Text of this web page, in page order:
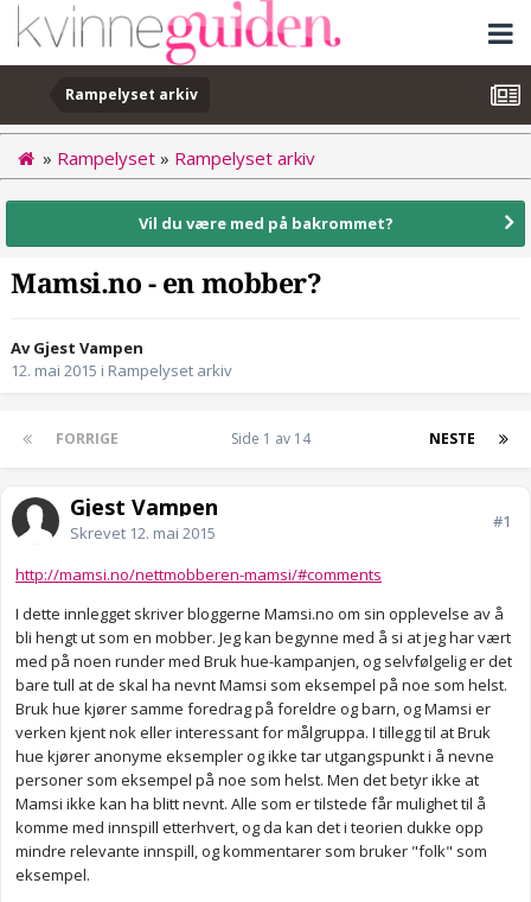
Rampelyset arkiv
» Rampelyset » Rampelyset arkiv
Vil du være med på bakrommet?
Mamsi.no - en mobber?
Av Gjest Vampen
12. mai 2015 i Rampelyset arkiv
FORRIGE NESTE
Side 1 av 14
Gjest Vampen
Skrevet 12. mai 2015
#1
http://mamsi.no/nettmobberen-mamsi/#comments
I dette innlegget skriver bloggerne Mamsi.no om sin opplevelse av å
bli hengt ut som en mobber. Jeg kan begynne med å si at jeg har vært
med på noen runder med Bruk hue-kampanjen, og selvfølgelig er det
bare tull at de skal ha nevnt Mamsi som eksempel på noe som helst.
Bruk hue kjører samme foredrag på foreldre og barn, og Mamsi er
verken kjent nok eller interessant for målgruppa. I tillegg til at Bruk
hue kjører anonyme eksempler og ikke tar utgangspunkt i å nevne
personer som eksempel på noe som helst. Men det betyr ikke at
Mamsi ikke kan ha blitt nevnt. Alle som er tilstede får mulighet til å
komme med innspill etterhvert, og da kan det i teorien dukke opp
mindre relevante innspill, og kommentarer som bruker "folk" som
eksempel.